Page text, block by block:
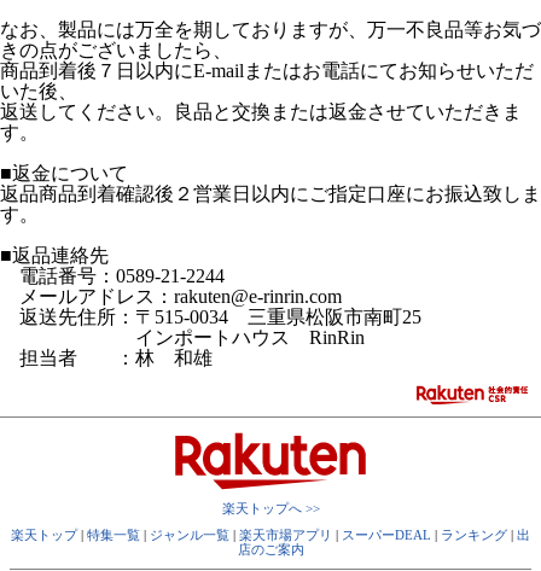
なお、製品には万全を期しておりますが、万一不良品等お気づ
きの点がございましたら、
商品到着後７日以内にE-mailまたはお電話にてお知らせいただ
いた後、
返送してください。良品と交換または返金させていただきま
す。
■返金について
返品商品到着確認後２営業日以内にご指定口座にお振込致しま
す。
■返品連絡先
電話番号：0589-21-2244
メールアドレス：rakuten@e-rinrin.com
返送先住所：〒515-0034 三重県松阪市南町25
インポートハウス RinRin
担当者 ：林 和雄
楽天トップへ >>
楽天トップ| 特集一覧 | ジャンル一覧 | 楽天市場アプリ | スーパーDEAL | ランキング | 出
店のご案内